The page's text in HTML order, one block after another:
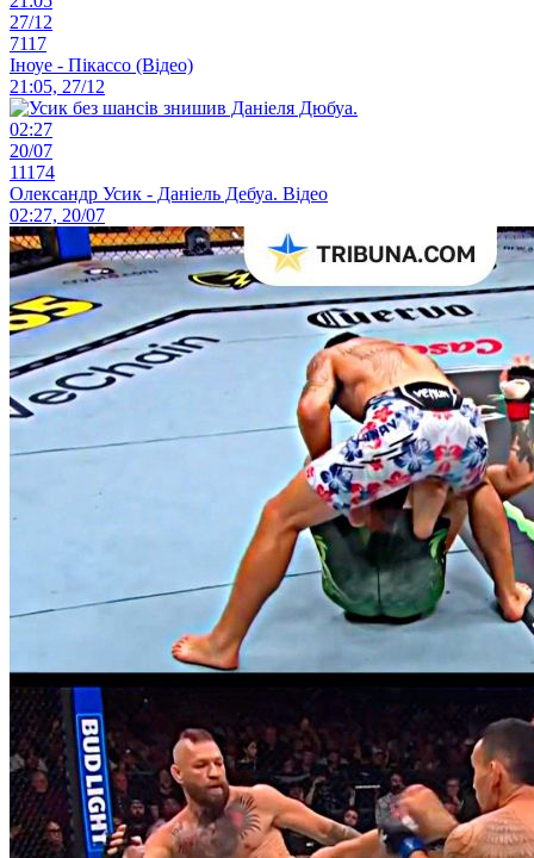
27/12
7117
Іноуе - Пікассо (Відео)
21:05, 27/12
02:27
20/07
11174
Олександр Усик - Даніель Дебуа. Відео
02:27, 20/07